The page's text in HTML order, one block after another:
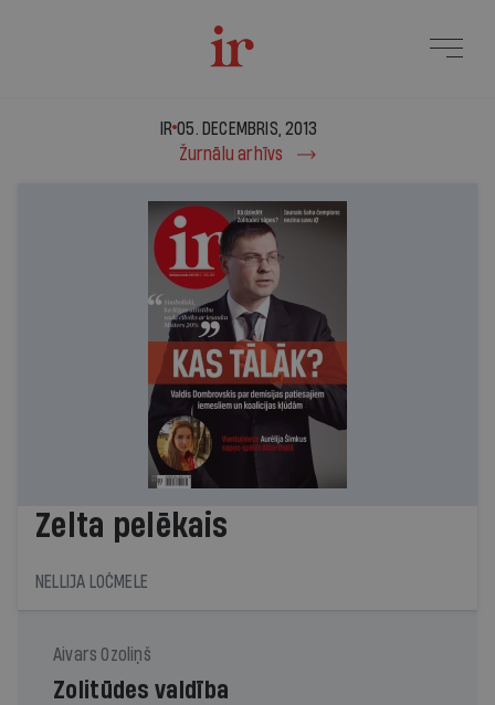
IR - 05. decembris, 2013
IR 05. DECEMBRIS, 2013
Žurnālu arhīvs
Zelta pelēkais
NELLIJA LOČMELE
Aivars Ozoliņš
Zolitūdes valdība